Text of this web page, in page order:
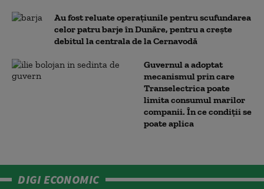
Au fost reluate operațiunile pentru scufundarea
celor patru barje în Dunăre, pentru a crește
debitul la centrala de la Cernavodă
Guvernul a adoptat
mecanismul prin care
Transelectrica poate
limita consumul marilor
companii. În ce condiții se
poate aplica
DIGI ECONOMIC